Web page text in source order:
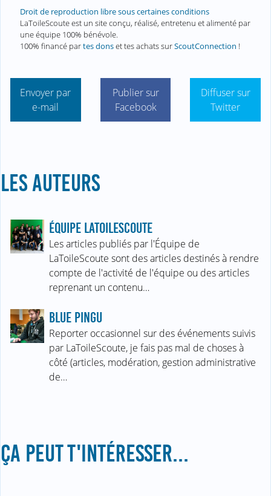
Droit de reproduction libre sous certaines conditions
LaToileScoute est un site conçu, réalisé, entretenu et alimenté par
une équipe 100% bénévole.
100% financé partes donset tes achats surScoutConnection !
Envoyer par
e-mail
Publier sur
Facebook
Diffuser sur
Twitter
LES AUTEURS
ÉQUIPE LATOILESCOUTE
Les articles publiés par l'Équipe de
LaToileScoute sont des articles destinés à rendre
compte de l'activité de l'équipe ou des articles
reprenant un contenu…
BLUE PINGU
Reporter occasionnel sur des événements suivis
par LaToileScoute, je fais pas mal de choses à
côté (articles, modération, gestion administrative
de…
ÇA PEUT T'INTÉRESSER...